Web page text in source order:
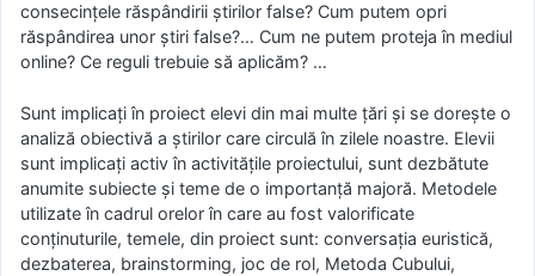
consecințele răspândirii știrilor false? Cum putem opri
răspândirea unor știri false?… Cum ne putem proteja în mediul
online? Ce reguli trebuie să aplicăm? …
Sunt implicați în proiect elevi din mai multe țări și se dorește o
analiză obiectivă a știrilor care circulă în zilele noastre. Elevii
sunt implicați activ în activitățile proiectului, sunt dezbătute
anumite subiecte și teme de o importanță majoră. Metodele
utilizate în cadrul orelor în care au fost valorificate
conținuturile, temele, din proiect sunt: conversația euristică,
dezbaterea, brainstorming, joc de rol, Metoda Cubului,